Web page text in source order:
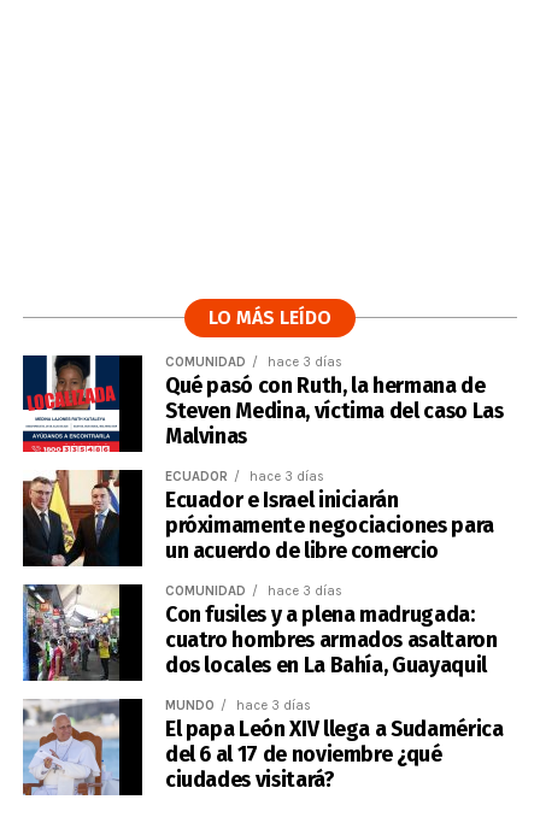
LO MÁS LEÍDO
COMUNIDAD hace 3 días
Qué pasó con Ruth, la hermana de
Steven Medina, víctima del caso Las
Malvinas
ECUADOR hace 3 días
Ecuador e Israel iniciarán
próximamente negociaciones para
un acuerdo de libre comercio
COMUNIDAD hace 3 días
Con fusiles y a plena madrugada:
cuatro hombres armados asaltaron
dos locales en La Bahía, Guayaquil
MUNDO hace 3 días
El papa León XIV llega a Sudamérica
del 6 al 17 de noviembre ¿qué
ciudades visitará?